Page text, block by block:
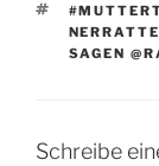
SAGEN
Schreibe